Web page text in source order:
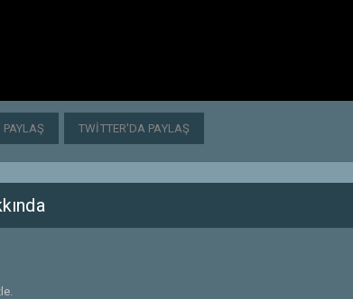
TWITTER'DA PAYLAŞ